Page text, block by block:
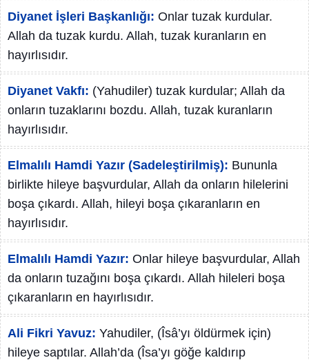
Diyanet İşleri Başkanlığı: Onlar tuzak kurdular.
Allah da tuzak kurdu. Allah, tuzak kuranların en
hayırlısıdır.
Diyanet Vakfı: (Yahudiler) tuzak kurdular; Allah da
onların tuzaklarını bozdu. Allah, tuzak kuranların
hayırlısıdır.
Elmalılı Hamdi Yazır (Sadeleştirilmiş): Bununla
birlikte hileye başvurdular, Allah da onların hilelerini
boşa çıkardı. Allah, hileyi boşa çıkaranların en
hayırlısıdır.
Elmalılı Hamdi Yazır: Onlar hileye başvurdular, Allah
da onların tuzağını boşa çıkardı. Allah hileleri boşa
çıkaranların en hayırlısıdır.
Ali Fikri Yavuz: Yahudiler, (Îsâ’yı öldürmek için)
hileye saptılar. Allah’da (Îsa’yı göğe kaldırıp